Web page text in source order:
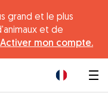
grand et le plus
et de
Activer mon compte.